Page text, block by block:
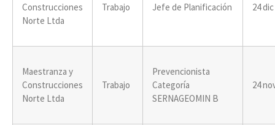
Construcciones
Norte Ltda
Trabajo Jefe de Planificación 24
Maestranza y
Construcciones
Norte Ltda
Trabajo
Prevencionista
Categoría
SERNAGEOMIN B
24